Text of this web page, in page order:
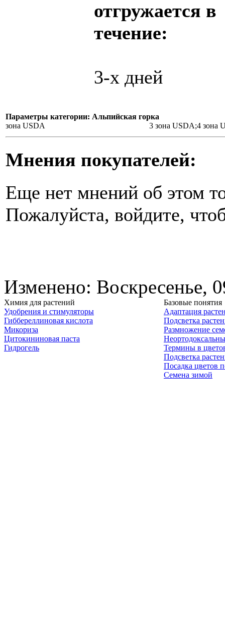
отгружается в
течение:
3-х дней
Параметры категории: Альпийская горка
зона USDA
3 зона USDA;4 зона
Мнения покупателей:
Еще нет мнений об этом
Пожалуйста, войдите,
Изменено: Воскресенье,
Химия для растений
Удобрения и стимуляторы
Гиббереллиновая кислота
Микориза
Цитокининовая паста
Гидрогель
Базовые понятия
Адаптация
Подсветка
Размножение
Термины в
Подсветка
Посадка цветов
Семена зимой